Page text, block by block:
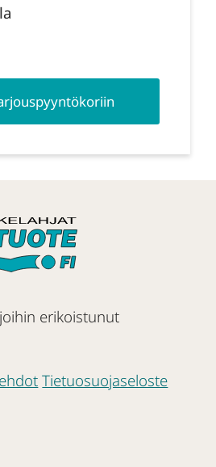
erikoistunut
Tietuosuojaseloste